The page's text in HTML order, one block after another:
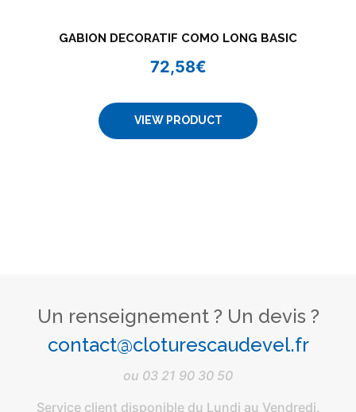
GABION DECORATIF COMO LONG BASIC
72,58€
VIEW PRODUCT
Un renseignement ? Un devis ?
contact@cloturescaudevel.fr
ou 03 21 90 30 50
Service client disponible du Lundi au Vendredi.